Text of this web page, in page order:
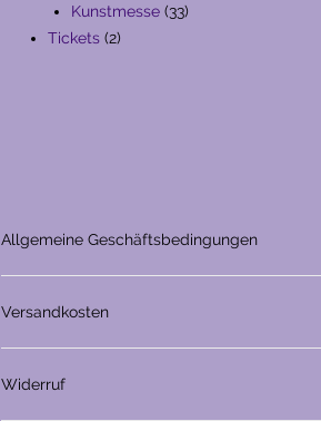
Produkte
Kunstmesse 3333
Tickets 22
Allgemeine Geschäftsbedingungen
Versandkosten
Widerruf